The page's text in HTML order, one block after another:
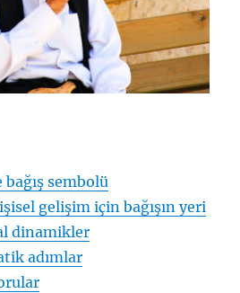
sembolü
gelişim için bağışın yeri
dinamikler
adımlar